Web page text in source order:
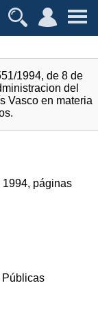
1994, de 8 de
del
Vasco en materia
1994, páginas
Públicas